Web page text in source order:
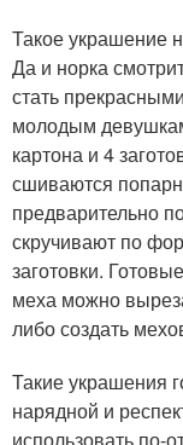
Такое украшение
Да и норка
стать
молодым
картона и 4
сшиваются
предварительно
скручивают по
заготовки.
меха можно
либо создать
Такие украшения
нарядной и